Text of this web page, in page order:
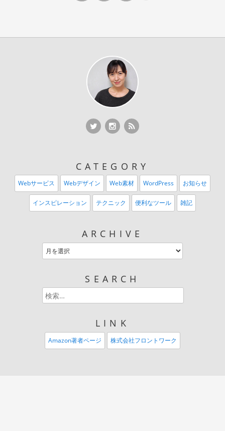
CATEGORY
Webサービス Webデザイン Web素材 WordPress お知らせ
インスピレーション テクニック 便利なツール 雑記
ARCHIVE
SEARCH
LINK
Amazon著者ページ 株式会社フロントワーク